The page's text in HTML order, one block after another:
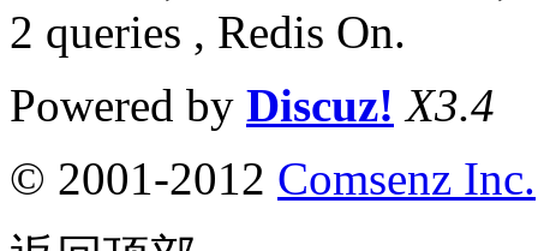
2 queries , Redis On.
Powered by Discuz! X3.4
© 2001-2012 Comsenz Inc.